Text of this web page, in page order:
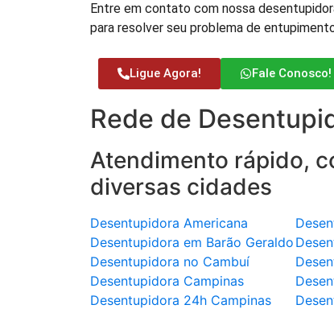
Entre em contato com nossa
para resolver seu problema de
Ligue Agora! Fale Conosco!
Rede de
Atendimento rápido,
diversas cidades
Desentupidora Americana
Desentupidora em Barão Geraldo
Desentupidora no Cambuí
Desentupidora Campinas
Desentupidora 24h Campinas